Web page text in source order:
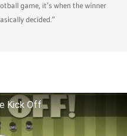
game, it’s when the winner
decided.“
Kick Off